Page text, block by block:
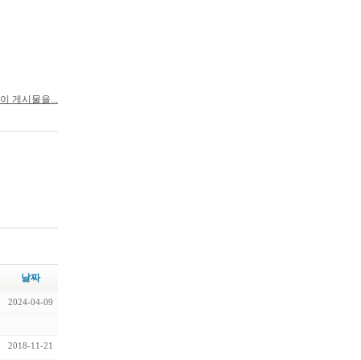
이 게시물을...
날짜
2024-04-09
2018-11-21